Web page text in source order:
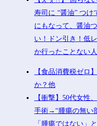
寿司に “醤油” つ
にもなって、醤油
い！ドン引き！低
か行ったことない
【食品消費税ゼロ
か？他
【衝撃】50代女性
手術→“腫瘍の無い
「腫瘍ではない」